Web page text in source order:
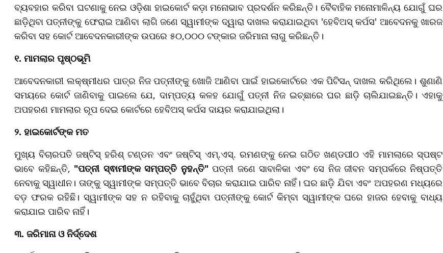
ବ୍ୟବହାର କରିବା ଘଟଣାକୁ ନେଇ ଓଡ଼ିଶା ହାଇକୋର୍ଟ କଡ଼ା ମନୋଭାବ ପ୍ରଦର୍ଶନ କରିଛନ୍ତି। ବୈବାହିକ ମନୋମାଳିନ୍ୟ ଯୋଗୁଁ ଘର
ଛାଡ଼ିଥିବା ପତ୍ନୀଙ୍କୁ ଫେରାଇ ଆଣିବା ଲାଗି ଜଣେ ସ୍ୱାମୀଙ୍କ ଦ୍ୱାରା ଦାଖଲ କରାଯାଇଥିବା 'ହେବିଅସ୍ କର୍ପସ' ଆବେଦନକୁ ଖାରଜ
କରିବା ସହ କୋର୍ଟ ଆବେଦନକାରୀଙ୍କ ଉପରେ ୫୦,୦୦୦ ଟଙ୍କାର ଜରିମାନା ଲାଗୁ କରିଛନ୍ତି।
୧. ମାମଲାର ପୃଷ୍ଠଭୂମି
ଆବେଦନକାରୀ ଲକ୍ଷ୍ମୀଧର ପାତ୍ର ନିଜ ପତ୍ନୀଙ୍କୁ ଖୋଜି ଆଣିବା ପାଇଁ ହାଇକୋର୍ଟରେ ଏକ ପିଟିସନ୍ ଦାଖଲ କରିଥିଲେ। ଶୁଣାଣି
ସମୟରେ କୋର୍ଟ ଜାଣିବାକୁ ପାଇଲେ ଯେ, ଦାମ୍ପତ୍ୟ କଳହ ଯୋଗୁଁ ପତ୍ନୀ ନିଜ ଇଚ୍ଛାରେ ଘର ଛାଡ଼ି ଚାଲିଯାଇଛନ୍ତି। ଏହାକୁ
ଅପହରଣ ମାମଲାର ରୂପ ଦେଇ କୋର୍ଟରେ ହେବିଅସ୍ କର୍ପସ ଦାୟର କରାଯାଇଥିଲା।
୨. ହାଇକୋର୍ଟଙ୍କ ମତ
ମୁଖ୍ୟ ବିଚାରପତି ଜଷ୍ଟିସ୍ ହରିଶ୍ ଟଣ୍ଡନ ଏବଂ ଜଷ୍ଟିସ୍ ଏମ୍.ଏସ୍. ରମଣଙ୍କୁ ନେଇ ଗଠିତ ଖଣ୍ଡପୀଠ ଏହି ମାମଲାରେ ସ୍ପଷ୍ଟ
ଭାବେ କହିଛନ୍ତି, "ପତ୍ନୀ ସ୍ଵାମୀଙ୍କ ସମ୍ପତ୍ତି ନୁହନ୍ତି" ପତ୍ନୀ ଜଣେ ସାବାଳିକା ଏବଂ ସେ ନିଜ ଜୀବନ ସମ୍ପର୍କରେ ନିଷ୍ପତ୍ତି
ନେବାକୁ ସ୍ୱାଧୀନ। ତାଙ୍କୁ ସ୍ୱାମୀଙ୍କ ସମ୍ପତ୍ତି ଭାବେ ବିଚାର କରାଯାଇ ପାରିବ ନାହିଁ। ଘର ଛାଡ଼ି ଯିବା ଏବଂ ଅପହରଣ ମଧ୍ୟରେ
ବଡ଼ ଫରକ ରହିଛି। ସ୍ୱାମୀଙ୍କ ସହ ନ ରହିବାକୁ ଚାହୁଁଥିବା ପତ୍ନୀଙ୍କୁ କୋର୍ଟ କିମ୍ବା ସ୍ୱାମୀଙ୍କ ଘରେ ହାଜର ହେବାକୁ ବାଧ୍ୟ
କରାଯାଇ ପାରିବ ନାହିଁ।
୩. ଜରିମାନା ଓ ନିର୍ଦ୍ଦେଶ